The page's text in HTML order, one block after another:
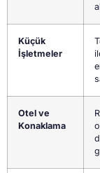
Küçük
İşletmeler
Otel ve
Konaklama